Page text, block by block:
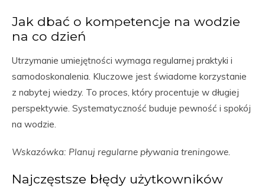
Jak dbać o kompetencje na wodzie
na co dzień
Utrzymanie umiejętności wymaga regularnej praktyki i
samodoskonalenia. Kluczowe jest świadome korzystanie
z nabytej wiedzy. To proces, który procentuje w długiej
perspektywie. Systematyczność buduje pewność i spokój
na wodzie.
Wskazówka: Planuj regularne pływania treningowe.
Najczęstsze błędy użytkowników